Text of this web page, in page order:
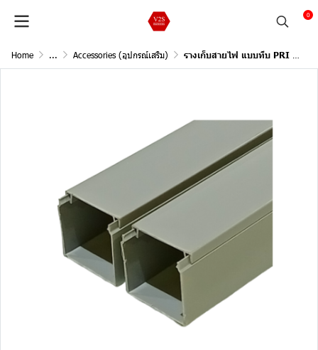
0
Home ... Accessories (อุปกรณ์เสริม) รางเก็บสายไฟ แบบทึบ PRI สีเทา